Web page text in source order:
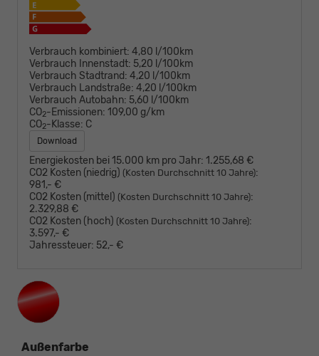
Verbrauch kombiniert: 4,80 l/100km
Verbrauch Innenstadt: 5,20 l/100km
Verbrauch Stadtrand: 4,20 l/100km
Verbrauch Landstraße: 4,20 l/100km
Verbrauch Autobahn: 5,60 l/100km
CO2-Emissionen: 109,00 g/km
CO2-Klasse: C
Download
Energiekosten bei 15.000 km pro Jahr: 1.255,68 €
CO2 Kosten (niedrig) (Kosten Durchschnitt 10 Jahre):
981,- €
CO2 Kosten (mittel) (Kosten Durchschnitt 10 Jahre):
2.329,88 €
CO2 Kosten (hoch) (Kosten Durchschnitt 10 Jahre):
3.597,- €
Jahressteuer: 52,- €
Außenfarbe